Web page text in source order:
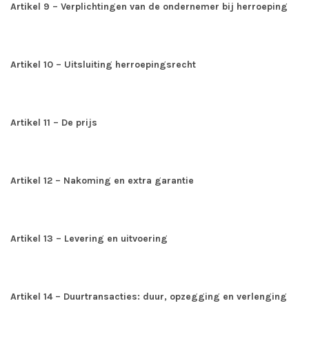
Artikel 9 – Verplichtingen van de ondernemer bij herroeping
Artikel 10 – Uitsluiting herroepingsrecht
Artikel 11 – De prijs
Artikel 12 – Nakoming en extra garantie
Artikel 13 – Levering en uitvoering
Artikel 14 – Duurtransacties: duur, opzegging en verlenging